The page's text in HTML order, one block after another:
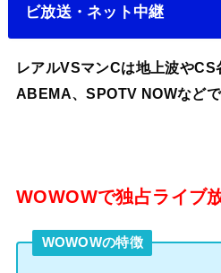
ビ放送・ネット中継
レアルVSマンCは地上波やCS
ABEMA、SPOTV NOWなど
WOWOWで独占ライブ
WOWOWの特徴